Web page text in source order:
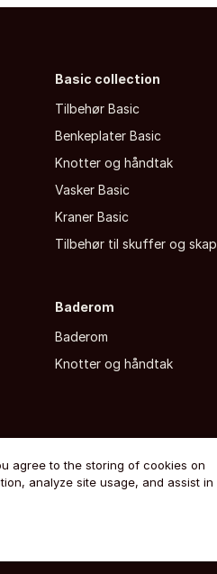
Basic collection
Tilbehør Basic
Benkeplater Basic
Knotter og håndtak
Vasker Basic
Kraner Basic
Tilbehør til skuffer og skap
Baderom
Baderom
Knotter og håndtak
agree to the storing of cookies on
analyze site usage, and assist in